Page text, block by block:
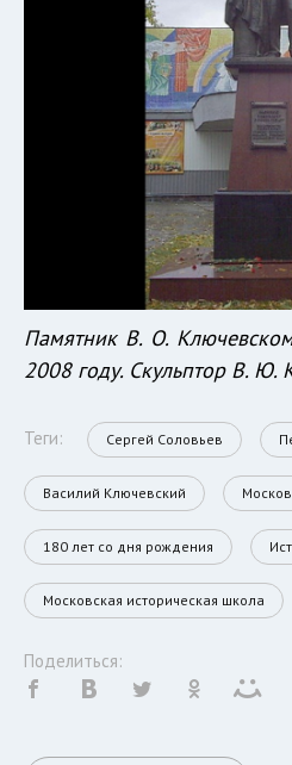
Памятник В. О.
2008 году. Скульптор В. Ю.
Теги: Сергей Соловьев
Василий Ключевский
180 лет со дня рождения
Московская историческая школа
Поделиться: